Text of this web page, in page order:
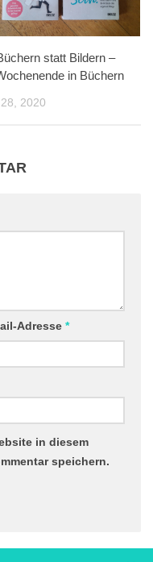
statt Bildern –
in Büchern
2020
Adresse *
in diesem
speichern.